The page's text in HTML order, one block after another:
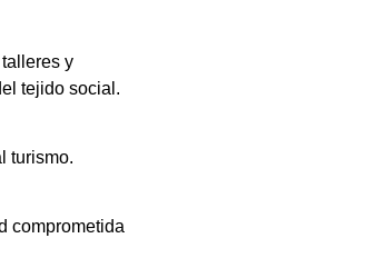
y
tejido social.
turismo.
comprometida